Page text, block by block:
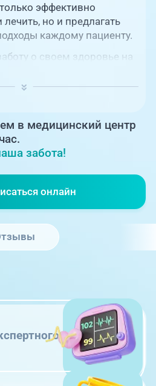
00-03
эффективно
но и предлагать
каждому пациенту.
о своем здоровье на
вашего
в медицинский центр
забота!
онлайн